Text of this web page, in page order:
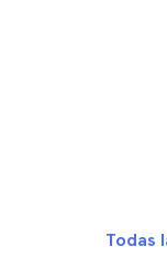
Todas